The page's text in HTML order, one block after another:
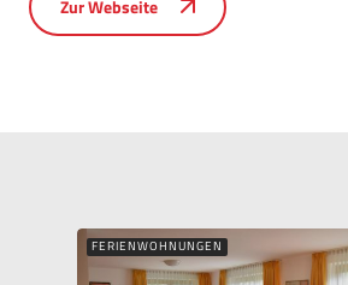
Zur Webseite
FERIENWOHNUNGEN